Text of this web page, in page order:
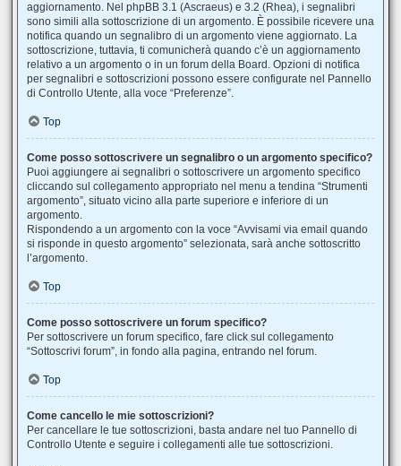
aggiornamento. Nel phpBB 3.1 (Ascraeus) e 3.2 (Rhea), i segnalibri
sono simili alla sottoscrizione di un argomento. È possibile ricevere una
notifica quando un segnalibro di un argomento viene aggiornato. La
sottoscrizione, tuttavia, ti comunicherà quando c’è un aggiornamento
relativo a un argomento o in un forum della Board. Opzioni di notifica
per segnalibri e sottoscrizioni possono essere configurate nel Pannello
di Controllo Utente, alla voce “Preferenze”.
Top
Come posso sottoscrivere un segnalibro o un argomento specifico?
Puoi aggiungere ai segnalibri o sottoscrivere un argomento specifico
cliccando sul collegamento appropriato nel menu a tendina “Strumenti
argomento”, situato vicino alla parte superiore e inferiore di un
argomento.
Rispondendo a un argomento con la voce “Avvisami via email quando
si risponde in questo argomento” selezionata, sarà anche sottoscritto
l’argomento.
Top
Come posso sottoscrivere un forum specifico?
Per sottoscrivere un forum specifico, fare click sul collegamento
“Sottoscrivi forum”, in fondo alla pagina, entrando nel forum.
Top
Come cancello le mie sottoscrizioni?
Per cancellare le tue sottoscrizioni, basta andare nel tuo Pannello di
Controllo Utente e seguire i collegamenti alle tue sottoscrizioni.